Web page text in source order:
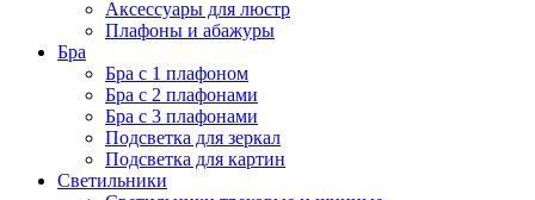
Аксессуары для люстр
Плафоны и абажуры
Бра
Бра с 1 плафоном
Бра с 2 плафонами
Бра с 3 плафонами
Подсветка для зеркал
Подсветка для картин
Светильники